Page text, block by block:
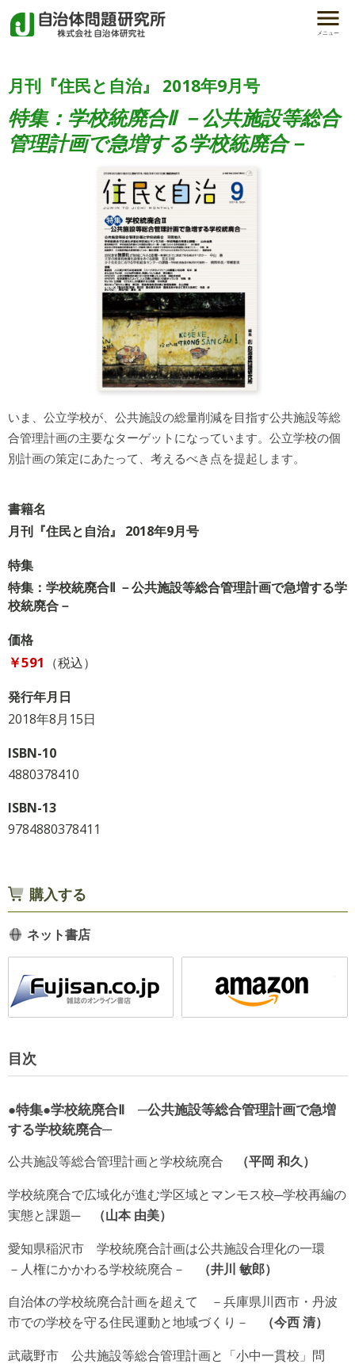
メニュー
月刊『住民と自治』 2018年9月号
特集：学校統廃合Ⅱ －公共施設等総合
管理計画で急増する学校統廃合－
いま、公立学校が、公共施設の総量削減を目指す公共施設等総
合管理計画の主要なターゲットになっています。公立学校の個
別計画の策定にあたって、考えるべき点を提起します。
書籍名
月刊『住民と自治』 2018年9月号
特集
特集：学校統廃合Ⅱ －公共施設等総合管理計画で急増する学
校統廃合－
価格
￥591 （税込）
発行年月日
2018年8月15日
ISBN-10
4880378410
ISBN-13
9784880378411
購入する
ネット書店
目次
●特集●学校統廃合Ⅱ ─公共施設等総合管理計画で急増
する学校統廃合─
公共施設等総合管理計画と学校統廃合 平岡 和久
学校統廃合で広域化が進む学区域とマンモス校─学校再編の
実態と課題─
山本 由美
愛知県稲沢市 学校統廃合計画は公共施設合理化の一環
－人権にかかわる学校統廃合－
井川 敏郎
自治体の学校統廃合計画を超えて －兵庫県川西市・丹波
市での学校を守る住民運動と地域づくり－
今西 清
武蔵野市 公共施設等総合管理計画と「小中一貫校」問